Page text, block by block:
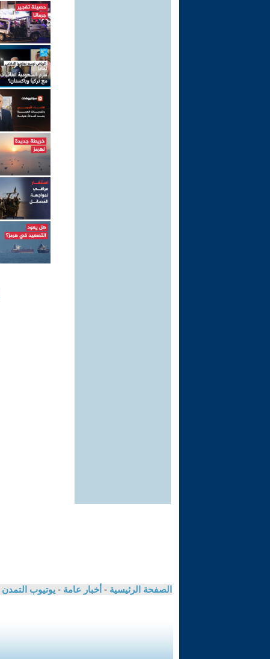
الصفحة الرئيسية - أخبار عامة - يوتيوب التمدن